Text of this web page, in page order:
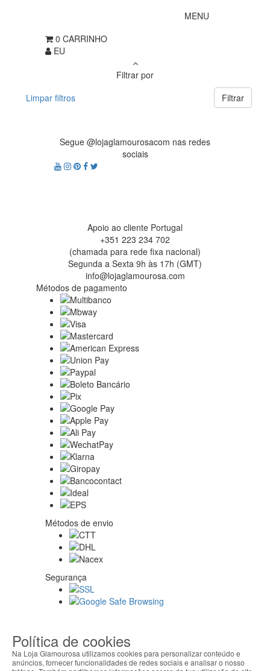
MENU
0 CARRINHO
EU
Filtrar por
Limpar filtros
Filtrar
Segue @lojaglamourosacom nas redes
sociais
Apoio ao cliente Portugal
+351 223 234 702
(chamada para rede fixa nacional)
Segunda a Sexta 9h às 17h (GMT)
info@lojaglamourosa.com
Métodos de pagamento
Métodos de envio
Segurança
Ajuda Portugal
Política de cookies
Na Loja Glamourosa utilizamos cookies para personalizar conteúdo e
anúncios, fornecer funcionalidades de redes sociais e analisar o nosso